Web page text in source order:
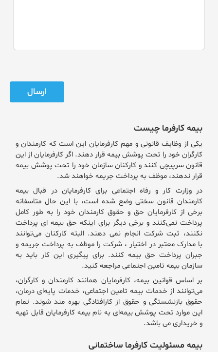
ارسال
بیمه کارفرما چیست
یکی از وظایف قانونی و مهم کارفرمایان این است که کارمندان و
کارگران خود را تحت پوشش بیمه قرار دهند. اگر کارفرمایان از‌ این
قانون سرپیچی کنند و کارکنان سازمان خود را تحت پوشش بیمه
قرار ندهند، موظف به پرداخت جریمه خواهند شد.
در وزارت کار و رفاه اجتماعی برای کارفرمایان در قبال بیمه
کارمندان قانون سختی وضع شده است، با این حال متاسفانه
برخی از کارفرمایان حق و حقوق کارمندان خود را به طور کامل
پرداخت نمی‌کنند و برخی دیگر برای ‌اینکه حق بیمه ای پرداخت
نکنند، ثبت شرکت انجام نمی دهند. البته کارکنان می‌توانند
با مدارک معتبر‌ در اختیار ، شرکت را موظف به پرداخت جریمه و
جبران پرداخت حق بیمه کنند. برای ‌پیگیری این کار باید به
سازمان بیمه تامین اجتماعی مراجعه کنید.
بر اساس قوانین بیمه، کارفرمایان همانند کارمندان و کارگران،
می‌توانند از خدمات بیمه تامین اجتماعی، خدمات پایه‌ای درمان،
حقوق بازنشستگی و حقوق از کارافتادگی بهره مند شوند. تمام
‌این موارد تحت پوشش بیمه‌ای به نام بیمه کارفرمایان قابل تهیه
و خریداری می باشد.
بیمه مسئولیت کارفرما ساختمانی